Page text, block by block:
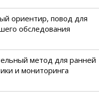
ориентир, повод для
обследования
метод для ранней
и мониторинга